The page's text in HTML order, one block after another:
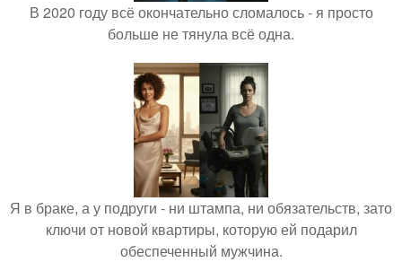
В 2020 году всё окончательно сломалось - я просто
больше не тянула всё одна.
Я в браке, а у подруги - ни штампа, ни обязательств, зато
ключи от новой квартиры, которую ей подарил
обеспеченный мужчина.